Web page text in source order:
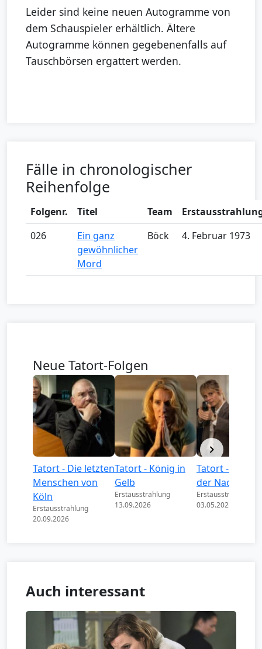
Leider sind keine neuen Autogramme von
dem Schauspieler erhältlich. Ältere
Autogramme können gegebenenfalls auf
Tauschbörsen ergattert werden.
Fälle in chronologischer
Reihenfolge
Folgenr. Titel Team
026
Ein ganz
gewöhnlicher
Mord
Böck 4. Februar 1973
Neue Tatort-Folgen
Tatort - Die letzten
Menschen von
Köln
Erstausstrahlung
20.09.2026
Tatort - König in
Gelb
Erstausstrahlung
13.09.2026
Tatort - Könige
der Nacht
Erstausstrahlung
03.05.2026
Auch interessant